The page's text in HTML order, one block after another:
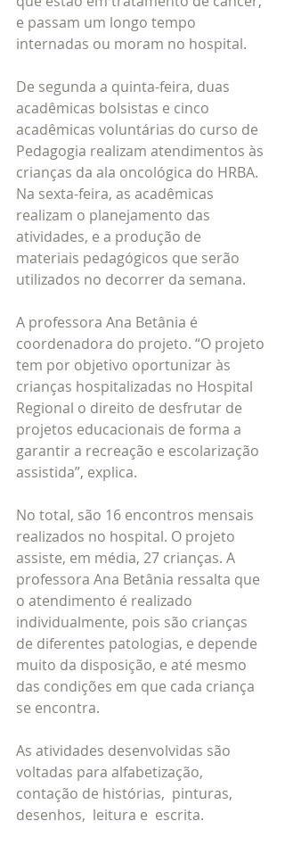
e passam um longo tempo
internadas ou moram no hospital.
De segunda a quinta-feira, duas
acadêmicas bolsistas e cinco
acadêmicas voluntárias do curso de
Pedagogia realizam atendimentos às
crianças da ala oncológica do HRBA.
Na sexta-feira, as acadêmicas
realizam o planejamento das
atividades, e a produção de
materiais pedagógicos que serão
utilizados no decorrer da semana.
A professora Ana Betânia é
coordenadora do projeto. “O projeto
tem por objetivo oportunizar às
crianças hospitalizadas no Hospital
Regional o direito de desfrutar de
projetos educacionais de forma a
garantir a recreação e escolarização
assistida”, explica.
No total, são 16 encontros mensais
realizados no hospital. O projeto
assiste, em média, 27 crianças. A
professora Ana Betânia ressalta que
o atendimento é realizado
individualmente, pois são crianças
de diferentes patologias, e depende
muito da disposição, e até mesmo
das condições em que cada criança
se encontra.
As atividades desenvolvidas são
voltadas para alfabetização,
contação de histórias,  pinturas,
desenhos,  leitura e  escrita.